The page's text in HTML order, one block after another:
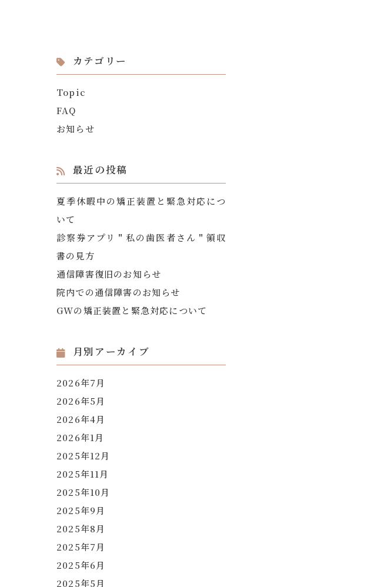
カテゴリー
Topic
FAQ
お知らせ
最近の投稿
夏季休暇中の矯正装置と緊急対応につ
いて
診察券アプリ＂私の歯医者さん＂領収
書の見方
通信障害復旧のお知らせ
院内での通信障害のお知らせ
GWの矯正装置と緊急対応について
月別アーカイブ
2026年7月
2026年5月
2026年4月
2026年1月
2025年12月
2025年11月
2025年10月
2025年9月
2025年8月
2025年7月
2025年6月
2025年5月